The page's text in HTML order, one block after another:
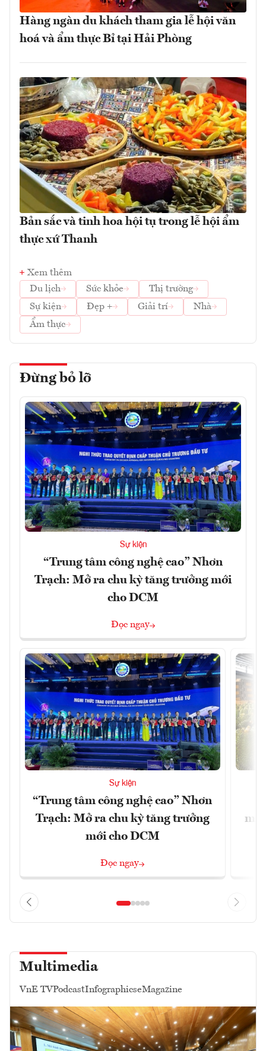
Hàng ngàn du khách tham gia lễ hội văn
hoá và ẩm thực Bỉ tại Hải Phòng
Bản sắc và tinh hoa hội tụ trong lễ hội ẩm
thực xứ Thanh
Xem thêm
Du lịch
Sức khỏe
Thị trường
Sự kiện
Đẹp + Giải trí
Nhà
Ẩm thực
Đừng bỏ lỡ
Sự kiện
“Trung tâm công nghệ cao” Nhơn
Trạch: Mở ra chu kỳ tăng trưởng mới
cho DCM
Đọc ngay
Sự kiện
“Trung tâm công nghệ cao” Nhơn
Trạch: Mở ra chu kỳ tăng trưởng
mới cho DCM
Đọc ngay
Multimedia
VnE TVPodcastInfographicseMagazine